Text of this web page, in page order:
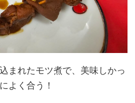
まれたモツ煮で、美味しかっ
よく合う！